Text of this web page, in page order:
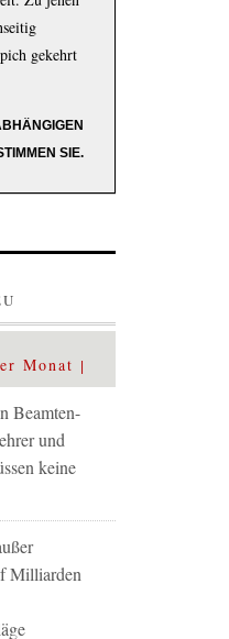
gekehrt
SIE.
Monat
Beamten-
und
keine
Milliarden